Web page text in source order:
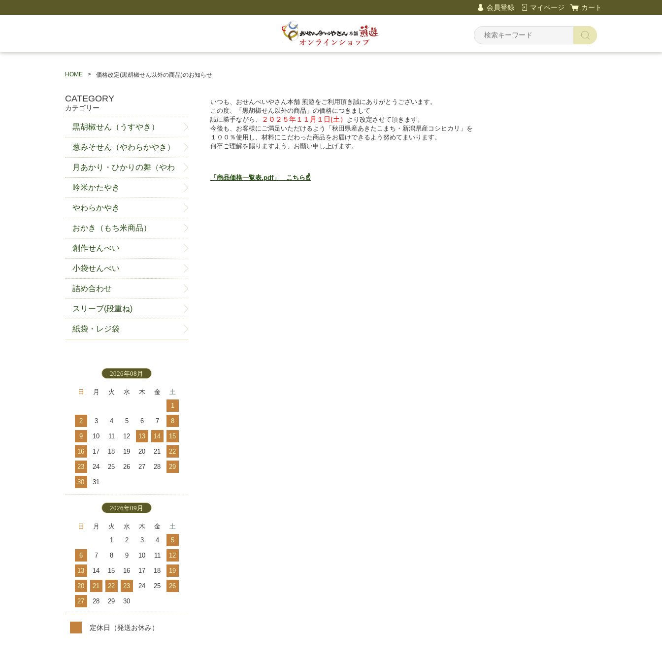
会員登録 マイページ カート
HOME 価格改定(黒胡椒せん以外の商品)のお知らせ
いつも、おせんべいやさん本舗 煎遊をご利用頂き誠にありがとうございます。
この度、「黒胡椒せん以外の商品」の価格につきまして
誠に勝手ながら、
２０２５年１１月１日(土） より改定させて頂きます。
今後も、お客様にご満足いただけるよう「秋田県産あきたこまち・新潟県産コシヒカリ」を
１００％使用し、材料にこだわった商品をお届けできるよう努めてまいります。
何卒ご理解を賜りますよう、お願い申し上げます。
「商品価格一覧表.pdf」 こちら☝
CATEGORY
カテゴリー
黒胡椒せん（うすやき）
葱みそせん（やわらかやき）
月あかり・ひかりの舞（やわ
らかやき）
吟米かたやき
やわらかやき
おかき（もち米商品）
創作せんべい
小袋せんべい
詰め合わせ
スリーブ(段重ね)
紙袋・レジ袋
2026年08月
日 月 火 水 木 金
土
1
2 3 4 5 6 7 8
9 10 11 12 13 14 15
16 17 18 19 20 21 22
23 24 25 26 27 28 29
30 31
2026年09月
日 月 火 水 木 金
土
1
2 3 4 5
6 7 8 9 10 11 12
13 14 15 16 17 18 19
20 21 22 23 24 25 26
27 28 29 30
定休日（発送お休み）